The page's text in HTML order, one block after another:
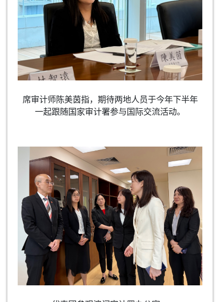
席审计师陈美茵指，期待两地人员于今年下半年
一起跟随国家审计署参与国际交流活动。